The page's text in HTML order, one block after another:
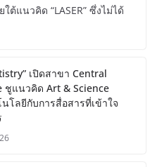
ต้แนวคิด “LASER” ซึ่งไม่ได้
เปิดสาขา Central
ชูแนวคิด Art & Science
โลยีกับการสื่อสารที่เข้าใจ